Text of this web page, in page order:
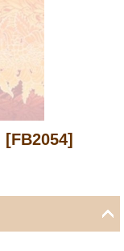
[FB2054]